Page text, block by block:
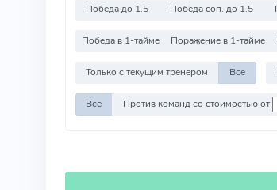
Победа до 1.5 Победа соп. до 1.5
Победа в 1-тайме Поражение в 1-тайме
Только с текущим тренером Все
Все Против команд со стоимостью от